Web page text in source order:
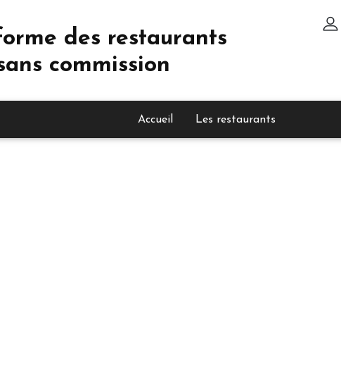
des restaurants
commission
Accueil Les restaurants